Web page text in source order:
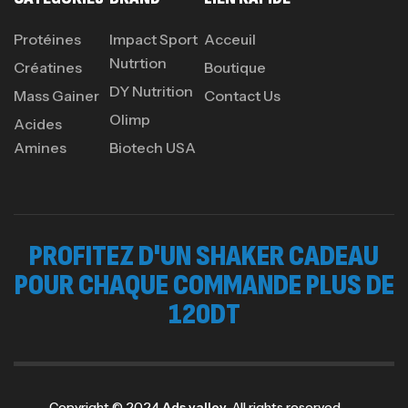
GH SURGE 90 CAPSULES
Autres
Protéines
Créatines
Mass Gainer
Acides
Amines
Impact Sport
Nutrtion
DY Nutrition
Olimp
Biotech USA
Acceuil
Boutique
Contact Us
PROFITEZ D'UN SHAKER CADEAU
POUR CHAQUE COMMANDE PLUS DE
120DT